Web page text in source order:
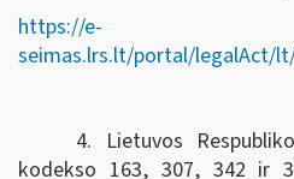
https://e-
seimas.lrs.lt/portal/legalAct/
4. Lietuvos
kodekso 163, 307, 342 ir